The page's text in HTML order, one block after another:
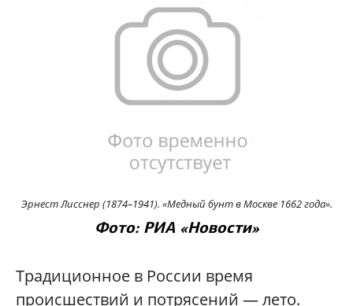
Эрнест Лисснер (1874–1941). «Медный бунт в Москве 1662 года».
Фото: РИА «Новости»
Традиционное в России время
происшествий и потрясений — лето.